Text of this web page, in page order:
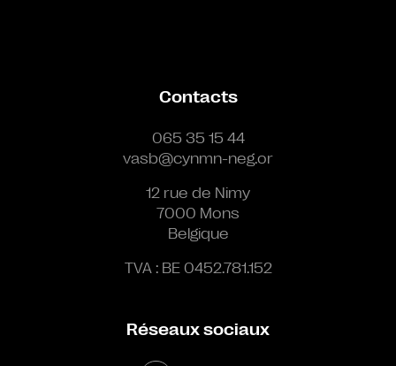
Contacts
065 35 15 44
vasb@cynmn-neg.or
12 rue de Nimy
7000 Mons
Belgique
TVA : BE 0452.781.152
Réseaux sociaux